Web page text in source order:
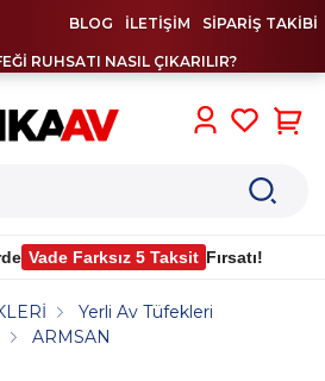
BLOG İLETİŞİM SİPARİŞ TAKİBİ
RUHSATI NASIL ÇIKARILIR?
Vade Farksız 5 Taksit Fırsatı!
Yerli Av Tüfekleri
ARMSAN